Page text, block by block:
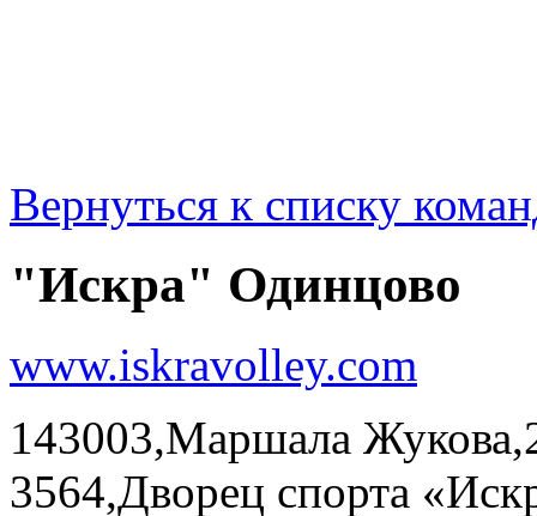
Вернуться к списку
"Искра" Одинцово
www.iskravolley.com
143003,Маршала
3564,Дворец спорта